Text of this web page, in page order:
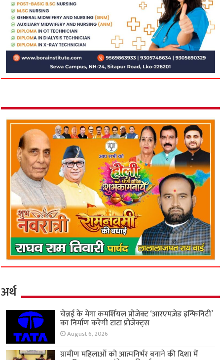
अर्थ
चेन्नई के मेगा कमर्शियल प्रोजेक्ट ‘आरएमज़ेड इन्फिनिटी’
का निर्माण करेगी टाटा प्रोजेक्ट्स
August 6, 2026
ग्रामीण महिलाओं को आत्मनिर्भर बनाने की दिशा में